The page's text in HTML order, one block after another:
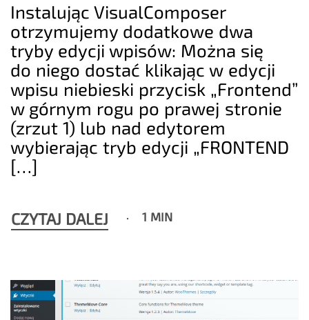
Instalując VisualComposer
otrzymujemy dodatkowe dwa
tryby edycji wpisów: Można się
do niego dostać klikając w edycji
wpisu niebieski przycisk „Frontend”
w górnym rogu po prawej stronie
(zrzut 1) lub nad edytorem
wybierając tryb edycji „FRONTEND
[…]
CZYTAJ DALEJ 1 MIN